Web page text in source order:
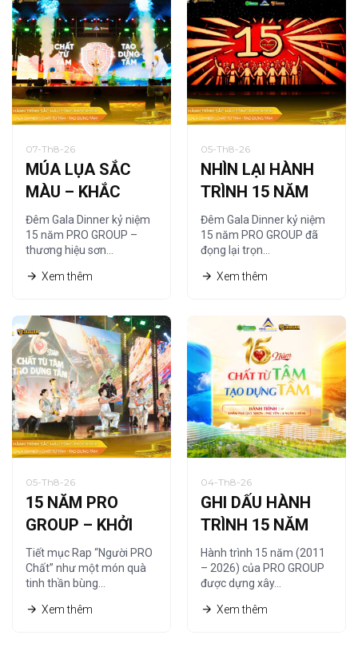
07-Th8-26
MÚA LỤA SẮC
MÀU – KHẮC
HỌA CHẤT RIÊNG
CỦA PRO GROUP
Đêm Gala Dinner kỷ niệm
15 năm PRO GROUP –
thương hiệu sơn…
Xem thêm
05-Th8-26
NHÌN LẠI HÀNH
TRÌNH 15 NĂM
QUA NGHỆ
THUẬT TRANH
CÁT
Đêm Gala Dinner kỷ niệm
15 năm PRO GROUP đã
đọng lại trọn…
Xem thêm
05-Th8-26
15 NĂM PRO
GROUP – KHỞI
NGUỒN TỪ
“NGƯỜI PRO
CHẤT”
Tiết mục Rap “Người PRO
Chất” như một món quà
tinh thần bùng…
Xem thêm
04-Th8-26
GHI DẤU HÀNH
TRÌNH 15 NĂM
CÙNG HỆ THỐNG
NHÀ PHÂN PHỐI
Hành trình 15 năm (2011
– 2026) của PRO GROUP
được dựng xây…
Xem thêm